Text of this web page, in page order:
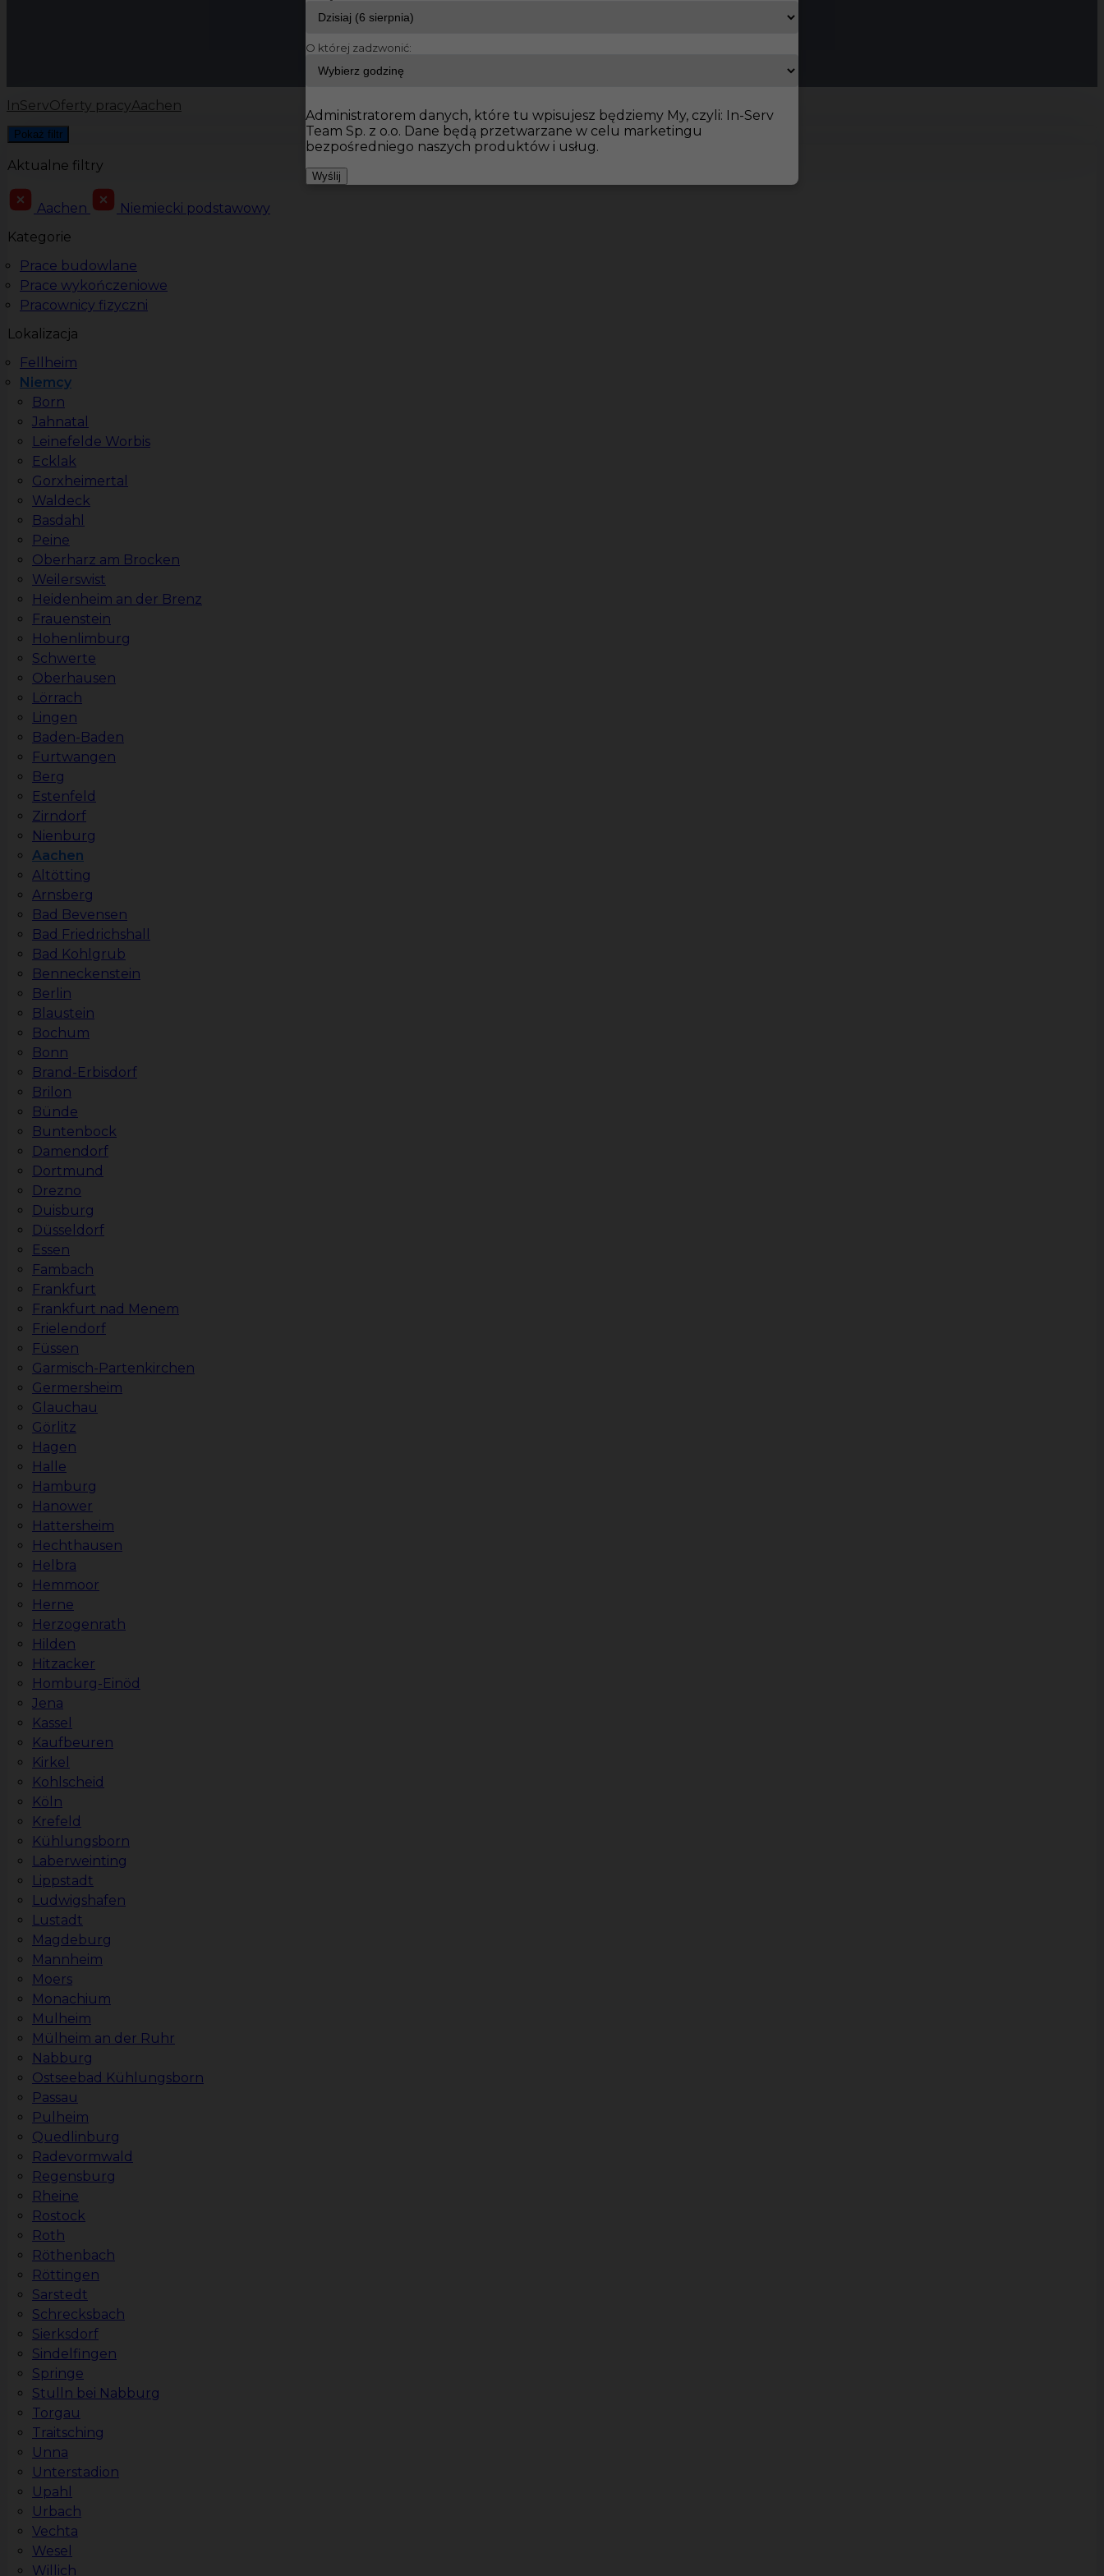
InServOferty pracyAachen
Pokaż filtr
Aktualne filtry
Aachen
Niemiecki podstawowy
Kategorie
Prace budowlane
Prace wykończeniowe
Pracownicy fizyczni
Lokalizacja
Fellheim
Niemcy
Born
Jahnatal
Leinefelde Worbis
Ecklak
Gorxheimertal
Waldeck
Basdahl
Peine
Oberharz am Brocken
Weilerswist
Heidenheim an der Brenz
Frauenstein
Hohenlimburg
Schwerte
Oberhausen
Lörrach
Lingen
Baden-Baden
Furtwangen
Berg
Estenfeld
Zirndorf
Nienburg
Aachen
Altötting
Arnsberg
Bad Bevensen
Bad Friedrichshall
Bad Kohlgrub
Benneckenstein
Berlin
Blaustein
Bochum
Bonn
Brand-Erbisdorf
Brilon
Bünde
Buntenbock
Damendorf
Dortmund
Drezno
Duisburg
Düsseldorf
Essen
Fambach
Frankfurt
Frankfurt nad Menem
Frielendorf
Füssen
Garmisch-Partenkirchen
Germersheim
Glauchau
Görlitz
Hagen
Halle
Hamburg
Hanower
Hattersheim
Hechthausen
Helbra
Hemmoor
Herne
Herzogenrath
Hilden
Hitzacker
Homburg-Einöd
Jena
Kassel
Kaufbeuren
Kirkel
Kohlscheid
Köln
Krefeld
Kühlungsborn
Laberweinting
Lippstadt
Ludwigshafen
Lustadt
Magdeburg
Mannheim
Moers
Monachium
Mulheim
Mülheim an der Ruhr
Nabburg
Ostseebad Kühlungsborn
Passau
Pulheim
Quedlinburg
Radevormwald
Regensburg
Rheine
Rostock
Roth
Röthenbach
Röttingen
Sarstedt
Schrecksbach
Sierksdorf
Sindelfingen
Springe
Stulln bei Nabburg
Torgau
Traitsching
Unna
Unterstadion
Upahl
Urbach
Vechta
Wesel
Willich
O której zadzwonić:
Administratorem danych, które tu wpisujesz będziemy My, czyli: In-Serv
Team Sp. z o.o. Dane będą przetwarzane w celu marketingu
bezpośredniego naszych produktów i usług.
Wyślij